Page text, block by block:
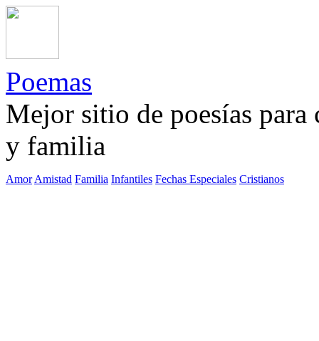
Poemas
Mejor sitio de poesías
y familia
Amor Amistad Familia Infantiles Fechas Especiales Cristianos